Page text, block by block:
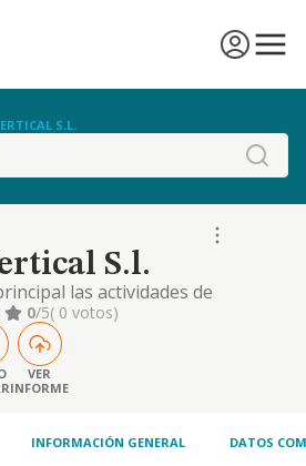
S.L.
S.l.
las actividades de
especializada, siendo su clave
4399; y, como actividades
7410 diseño interiores
9499 organizacion de
etc
0/5( 0 votos)
VER
INFORME
INFORMACIÓN GENERAL DATOS